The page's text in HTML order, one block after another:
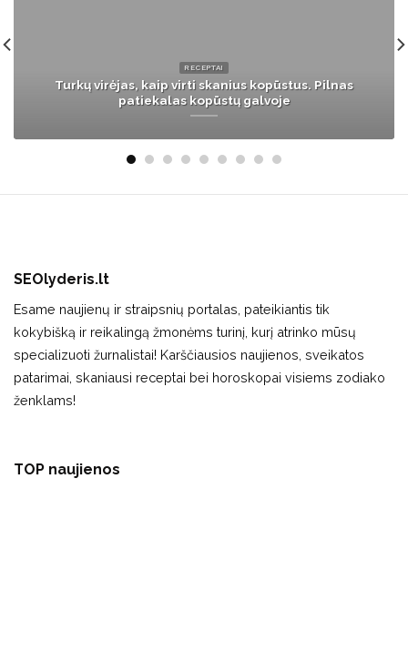
ŽMONĖS
41-ąjį gimtadienį švenčianti Natalija Bunkė:
„Didžiausią gyvenimo dovaną jau gavau“
SEOlyderis.lt
Esame naujienų ir straipsnių portalas, pateikiantis tik
kokybišką ir reikalingą žmonėms turinį, kurį atrinko mūsų
specializuoti žurnalistai! Karščiausios naujienos, sveikatos
patarimai, skaniausi receptai bei horoskopai visiems zodiako
ženklams!
TOP naujienos